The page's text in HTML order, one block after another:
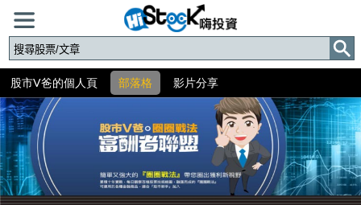
股市V爸的個人頁 部落格 影片分享